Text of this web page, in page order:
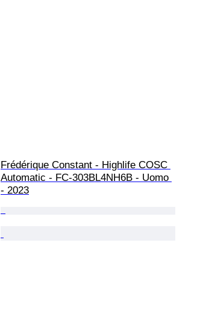
Frédérique Constant - Highlife COSC
Automatic - FC-303BL4NH6B - Uomo
- 2023